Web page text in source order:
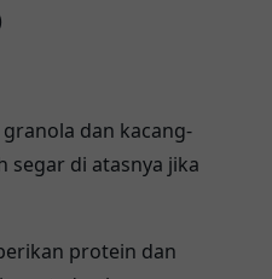
dan kacang-
segar di atasnya jika
protein dan